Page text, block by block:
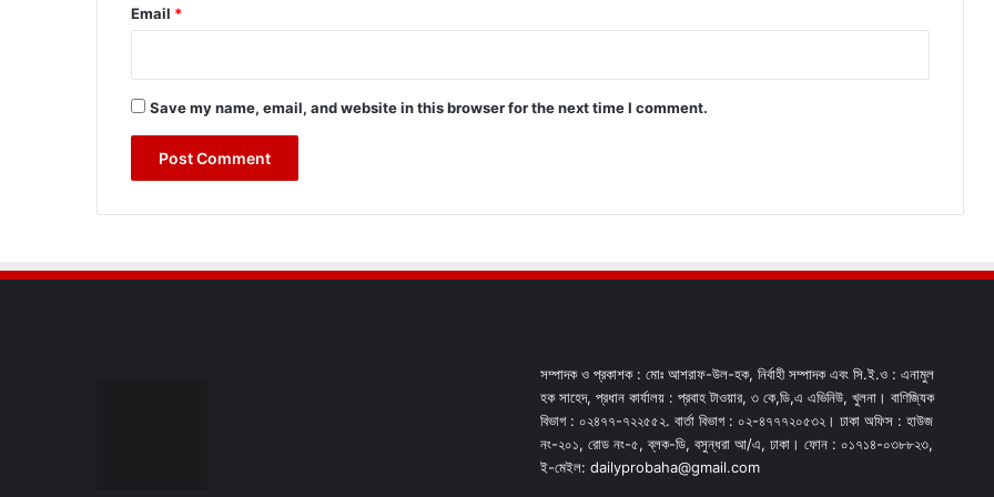
Email *
Save my name, email, and website in this browser for the next time I comment.
সম্পাদক ও প্রকাশক : মোঃ আশরাফ-উল-হক, নির্বাহী সম্পাদক এবং সি.ই.ও : এনামুল
হক সাহেদ, প্রধান কার্যালয় : প্রবাহ টাওয়ার, ৩ কে,ডি,এ এভিনিউ, খুলনা। বাণিজ্যিক
বিভাগ : ০২৪৭৭-৭২২৫৫২. বার্তা বিভাগ : ০২-৪৭৭৭২০৫৩২। ঢাকা অফিস : হাউজ
নং-২০১, রোড নং-৫, ব্লক-ডি, বসুন্ধরা আ/এ, ঢাকা। ফোন : ০১৭১৪-০৩৮৮২৩,
ই-মেইল: dailyprobaha@gmail.com